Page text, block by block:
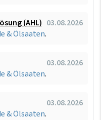
(AHL) 03.08.2026
& Ölsaaten.
03.08.2026
& Ölsaaten.
03.08.2026
& Ölsaaten.